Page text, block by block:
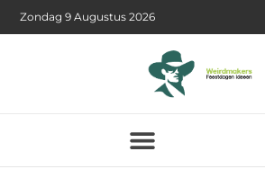
Zondag 9 Augustus 2026